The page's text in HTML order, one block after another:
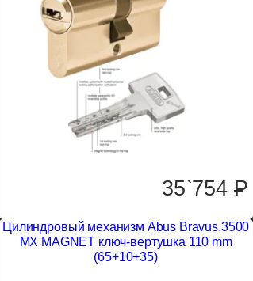
35`754 P
Цилиндровый механизм Abus Bravus.3500
MX MAGNET ключ-вертушка 110 mm
(65+10+35)